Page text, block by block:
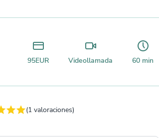
95EUR Videollamada 60 min
(1 valoraciones)